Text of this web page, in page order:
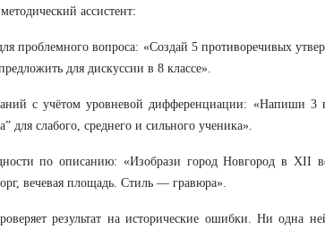
ассистент:
проблемного вопроса: «Создай 5 противоречивых
для дискуссии в 8 классе».
с учётом уровневой дифференциации: «Напиши 3
для слабого, среднего и сильного ученика».
по описанию: «Изобрази город Новгород в XII
вечевая площадь. Стиль — гравюра».
результат на исторические ошибки. Ни одна